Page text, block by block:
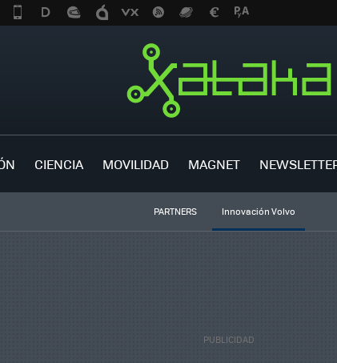
CIENCIA MOVILIDAD MAGNET
PARTNERS Innovación Volvo